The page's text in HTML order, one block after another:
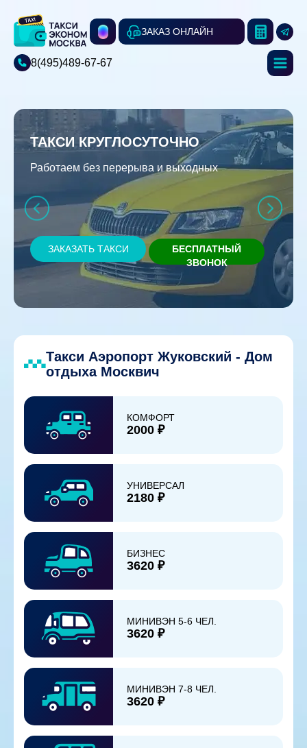
ЗАКАЗ ОНЛАЙН
8(495)489-67-67
ТАКСИ КРУГЛОСУТОЧНО
Работаем без перерыва и выходных
ЗАКАЗАТЬ ТАКСИ
БЕСПЛАТНЫЙ
ЗВОНОК
Такси Аэропорт Жуковский - Дом
отдыха Москвич
КОМФОРТ
2000 ₽
УНИВЕРСАЛ
2180 ₽
БИЗНЕС
3620 ₽
МИНИВЭН 5-6 ЧЕЛ.
3620 ₽
МИНИВЭН 7-8 ЧЕЛ.
3620 ₽